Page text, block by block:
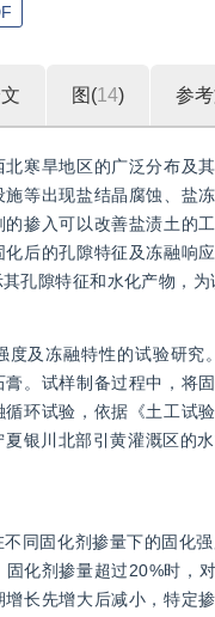
图(14) 参
寒旱地区的广泛分布及
等出现盐结晶腐蚀、盐
掺入可以改善盐渍土的
后的孔隙特征及冻融响
孔隙特征和水化产物，为
度及冻融特性的试验研
。试样制备过程中，将
环试验，依据《土工试
银川北部引黄灌溉区的
同固化剂掺量下的固化
化剂掺量超过20%时，
长先增大后减小，特定